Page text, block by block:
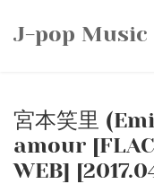
J-pop Music
宮本笑里
amour
WEB]